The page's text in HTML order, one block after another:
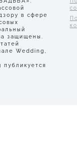
в сфере
защищены.
Wedding,